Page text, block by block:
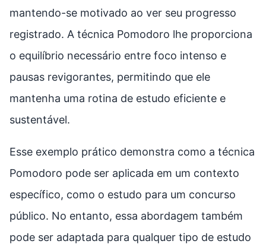
mantendo-se motivado ao ver seu progresso
registrado. A técnica Pomodoro lhe proporciona
o equilíbrio necessário entre foco intenso e
pausas revigorantes, permitindo que ele
mantenha uma rotina de estudo eficiente e
sustentável.
Esse exemplo prático demonstra como a técnica
Pomodoro pode ser aplicada em um contexto
específico, como o estudo para um concurso
público. No entanto, essa abordagem também
pode ser adaptada para qualquer tipo de estudo